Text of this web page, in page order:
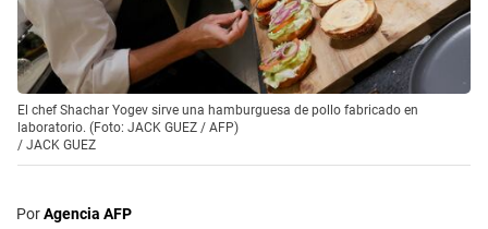
El chef Shachar Yogev sirve una hamburguesa de pollo fabricado en
laboratorio. (Foto: JACK GUEZ / AFP)
/ JACK GUEZ
PorAgencia AFP